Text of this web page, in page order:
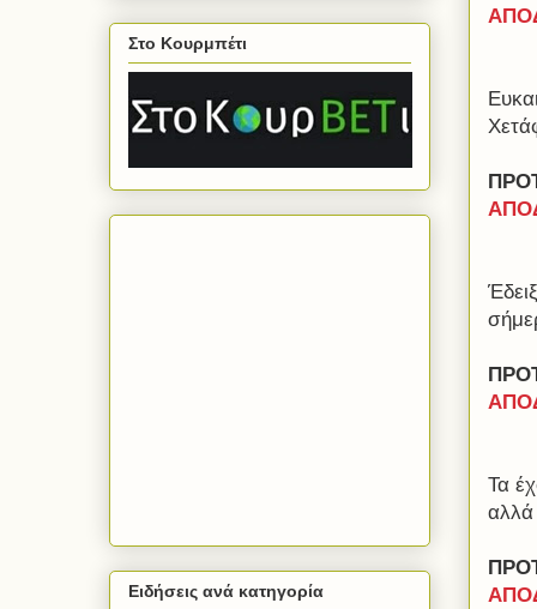
Τα
αλλά
Στο Κουρμπέτι
Ειδήσεις ανά κατηγορία